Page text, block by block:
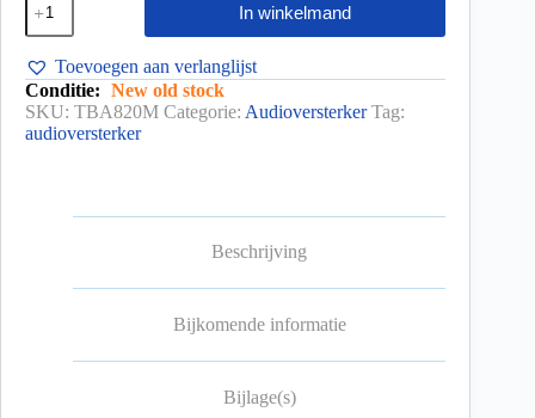
In winkelmand
Toevoegen aan verlanglijst
Conditie: New old stock
SKU: TBA820M Categorie: Audioversterker Tag:
audioversterker
Beschrijving
Bijkomende informatie
Bijlage(s)